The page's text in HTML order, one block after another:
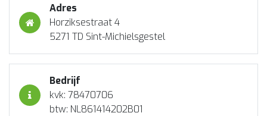
Adres
Horziksestraat 4
5271 TD Sint-Michielsgestel
Bedrijf
kvk: 78470706
btw: NL861414202B01